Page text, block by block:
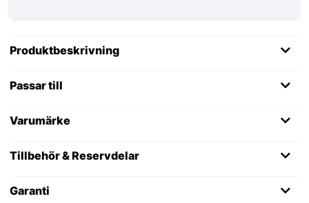
Produktbeskrivning
Passar till
Varumärke
Tillbehör & Reservdelar
Garanti